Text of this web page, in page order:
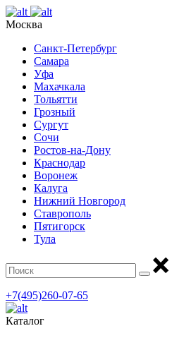
Москва
Санкт-Петербург
Самара
Уфа
Махачкала
Тольятти
Грозный
Сургут
Сочи
Ростов-на-Дону
Краснодар
Воронеж
Калуга
Нижний Новгород
Ставрополь
Пятигорск
Тула
+7(495)260-07-65
Каталог